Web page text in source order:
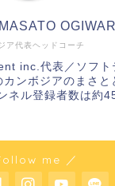
ア代表ヘッドコーチ
inc.代表／ソフト
ンボジアのまさと
ネル登録者数は約
me ／